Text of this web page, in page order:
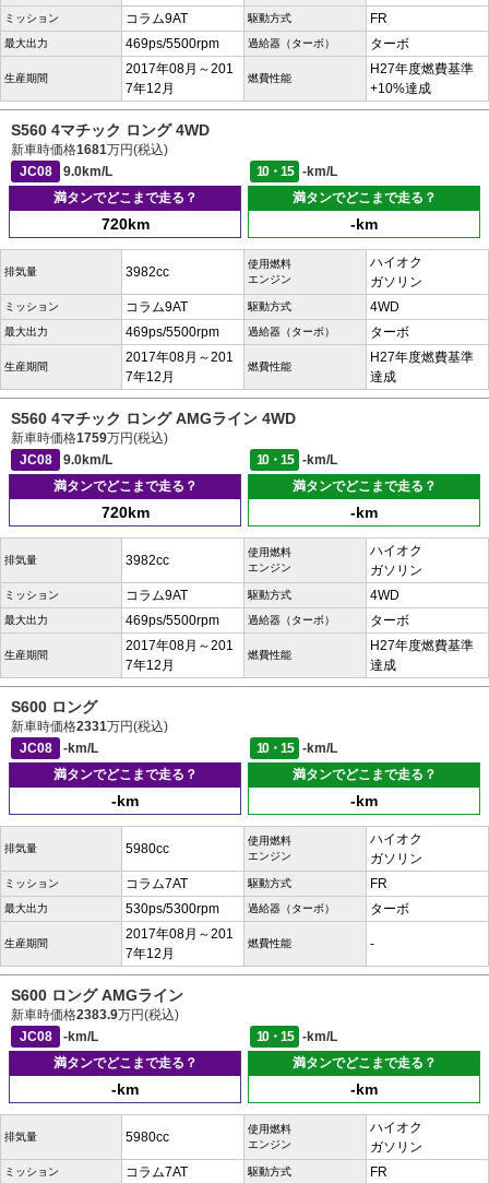
ミッション コラム9AT 駆動方式 FR
最大出力 469ps/5500rpm 過給器（ターボ） ターボ
生産期間
2017年08月～201
7年12月
燃費性能
H27年度燃費基準
+10%達成
S560 4マチック ロング 4WD
新車時価格1681万円(税込)
JC08
9.0km/L 10・15
-km/L
満タンでどこまで走る？
720km
満タンでどこまで走る？
-km
排気量 3982cc
使用燃料
エンジン
ハイオク
ガソリン
ミッション コラム9AT 駆動方式 4WD
最大出力 469ps/5500rpm 過給器（ターボ） ターボ
生産期間
2017年08月～201
7年12月
燃費性能
H27年度燃費基準
達成
S560 4マチック ロング AMGライン 4WD
新車時価格1759万円(税込)
JC08
9.0km/L 10・15
-km/L
満タンでどこまで走る？
720km
満タンでどこまで走る？
-km
排気量 3982cc
使用燃料
エンジン
ハイオク
ガソリン
ミッション コラム9AT 駆動方式 4WD
最大出力 469ps/5500rpm 過給器（ターボ） ターボ
生産期間
2017年08月～201
7年12月
燃費性能
H27年度燃費基準
達成
S600 ロング
新車時価格2331万円(税込)
JC08
-km/L 10・15
-km/L
満タンでどこまで走る？
-km
満タンでどこまで走る？
-km
排気量 5980cc
使用燃料
エンジン
ハイオク
ガソリン
ミッション コラム7AT 駆動方式 FR
最大出力 530ps/5300rpm 過給器（ターボ） ターボ
生産期間
2017年08月～201
7年12月
燃費性能 -
S600 ロング AMGライン
新車時価格2383.9万円(税込)
JC08
-km/L 10・15
-km/L
満タンでどこまで走る？
-km
満タンでどこまで走る？
-km
排気量 5980cc
使用燃料
エンジン
ハイオク
ガソリン
ミッション コラム7AT 駆動方式 FR